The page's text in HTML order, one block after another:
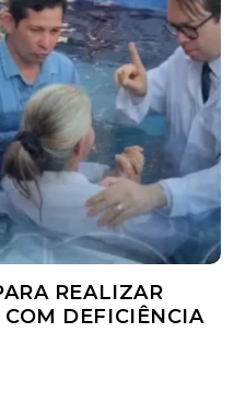
REALIZAR
DEFICIÊNCIA